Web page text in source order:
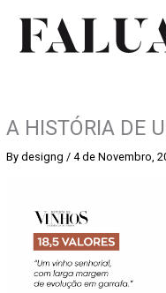
content
A HISTÓRIA DE
By designg / 4 de Novembro,